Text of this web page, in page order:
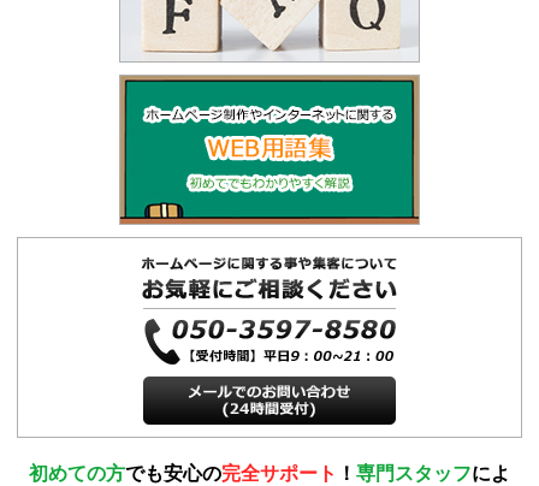
初めての方でも安心の完全サポート ！ 専門スタッフによ